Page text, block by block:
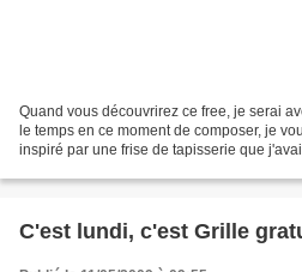
Quand vous découvrirez ce free, je serai
le temps en ce moment de composer, je
inspiré par une frise de tapisserie que
C'est lundi, c'est Grille